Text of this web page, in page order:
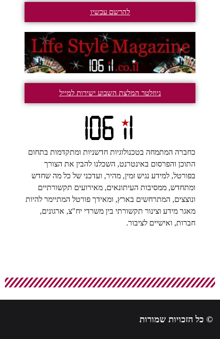
להרשם עכשיו
ניוזלטר המלצת השבוע ישירות למייל
כחברה המתמחה בטכנולוגיות חדשניות ומתקדמות בתחום
התוכן והפרסום באינטרנט, השכלנו להבין את הצורך
בפורטל, למידע נגיש זמין, מהיר, ועדכני של כל מה שחדש
ומתחדש, ממסיבות העיתונאים, מאירועים תקשורתיים
ונוצצים, המתרחשים בארץ, ומאידך פורטל המתיימר להיות
מאגר מידע וצינור תקשורתי בין משרדי יח"צ, ארגונים,
חברות, ואישיים לציבור.
© כל הזכויות שמורות